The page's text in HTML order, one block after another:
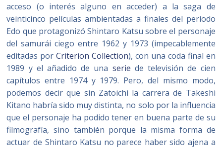
acceso (o interés alguno en acceder) a la saga de
veinticinco películas ambientadas a finales del período
Edo que protagonizó Shintaro Katsu sobre el personaje
del samurái ciego entre 1962 y 1973 (impecablemente
editadas porCriterion Collection), con una coda final en
1989 y el añadido de una serie de televisión de cien
capítulos entre 1974 y 1979. Pero, del mismo modo,
podemos decir que sin Zatoichi la carrera de Takeshi
Kitano habría sido muy distinta, no solo por la influencia
que el personaje ha podido tener en buena parte de su
filmografía, sino también porque la misma forma de
actuar de Shintaro Katsu no parece haber sido ajena a